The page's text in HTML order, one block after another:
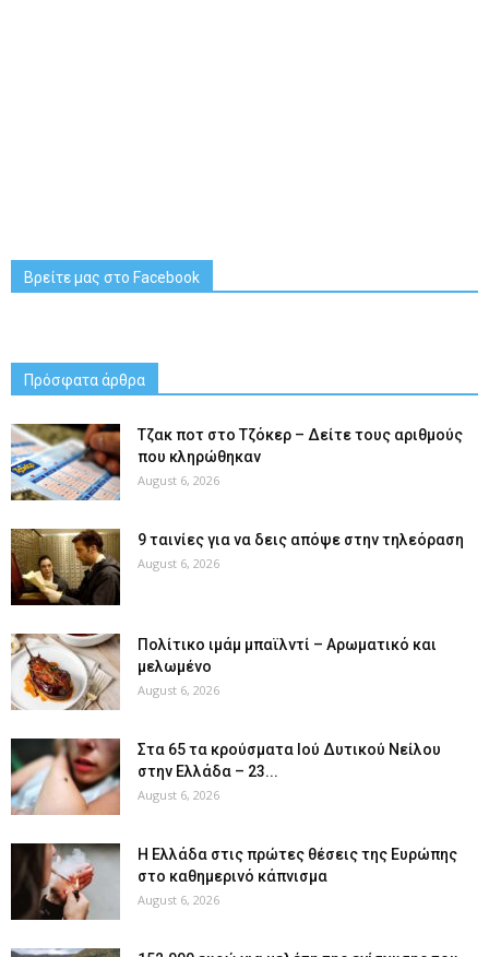
Βρείτε μας στο Facebook
Πρόσφατα άρθρα
Tζακ ποτ στο Τζόκερ – Δείτε τους αριθμούς
που κληρώθηκαν
August 6, 2026
9 ταινίες για να δεις απόψε στην τηλεόραση
August 6, 2026
Πολίτικο ιμάμ μπαϊλντί – Αρωματικό και
μελωμένο
August 6, 2026
Στα 65 τα κρούσματα Ιού Δυτικού Νείλου
στην Ελλάδα – 23...
August 6, 2026
Η Ελλάδα στις πρώτες θέσεις της Ευρώπης
στο καθημερινό κάπνισμα
August 6, 2026